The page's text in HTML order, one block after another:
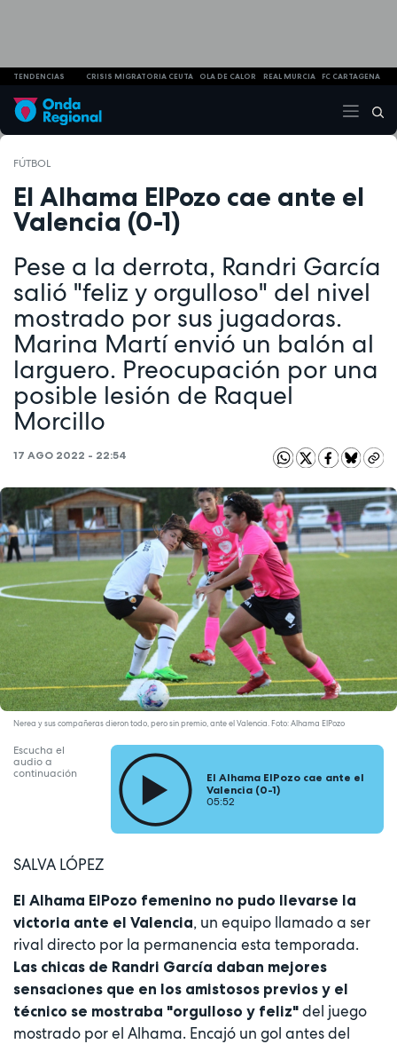
TENDENCIAS CRISIS MIGRATORIA CEUTA OLA DE CALOR REAL MURCIA FC CARTAGENA
FÚTBOL
El Alhama ElPozo cae ante el
Valencia (0-1)
Pese a la derrota, Randri García
salió "feliz y orgulloso" del nivel
mostrado por sus jugadoras.
Marina Martí envió un balón al
larguero. Preocupación por una
posible lesión de Raquel
Morcillo
17 AGO 2022 - 22:54
Nerea y sus compañeras dieron todo, pero sin premio, ante el Valencia. Foto: Alhama ElPozo
Escucha el
audio a
continuación
El Alhama ElPozo cae ante el
Valencia (0-1)
05:52
SALVA LÓPEZ
El Alhama ElPozo femenino no pudo llevarse la
victoria ante el Valencia, un equipo llamado a ser
rival directo por la permanencia esta temporada.
Las chicas de Randri García daban mejores
sensaciones que en los amistosos previos y el
técnico se mostraba "orgulloso y feliz" del juego
mostrado por el Alhama. Encajó un gol antes del